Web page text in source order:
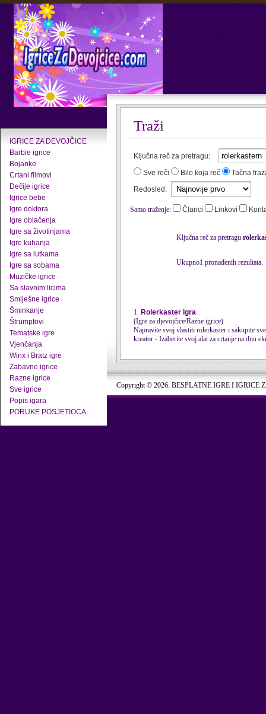
IGRICE ZA DEVOJČICE
Barbie igrice
Bojanke
Crtani filmovi
Dečije igrice
Igrice bebe
Igre doktora
Igre oblačenja
Igre sa životinjama
Igre kuhanja
Igre sa lutkama
Igre sa sobama
Muzičke igrice
Sa slavnim licima
Smiješne igrice
Šminkanje
Štrumpfovi
Tematske igre
Vjenčanja
Winx i Bratz igre
Zabavne igrice
Razne igrice
Sve igrice
Popis igara
PORUKE POSJETIOCA
Traži
Ključna reč za pretragu:
Sve reči
Bilo koja reč
Tačna
Redosled:
Samo traženje: Članci Linkovi
Ključna reč za pretragu
Ukupno1 pronađenih rezultata.
1. Rolerkaster igra
(Igre za djevojčice/Razne igrice)
Napravite svoj vlastiti rolerkaster i sakupite sve novčiće
kreator - Izaberite svoj alat za crtanje na dnu
Copyright © 2026. BESPLATNE IGRE I IGRICE